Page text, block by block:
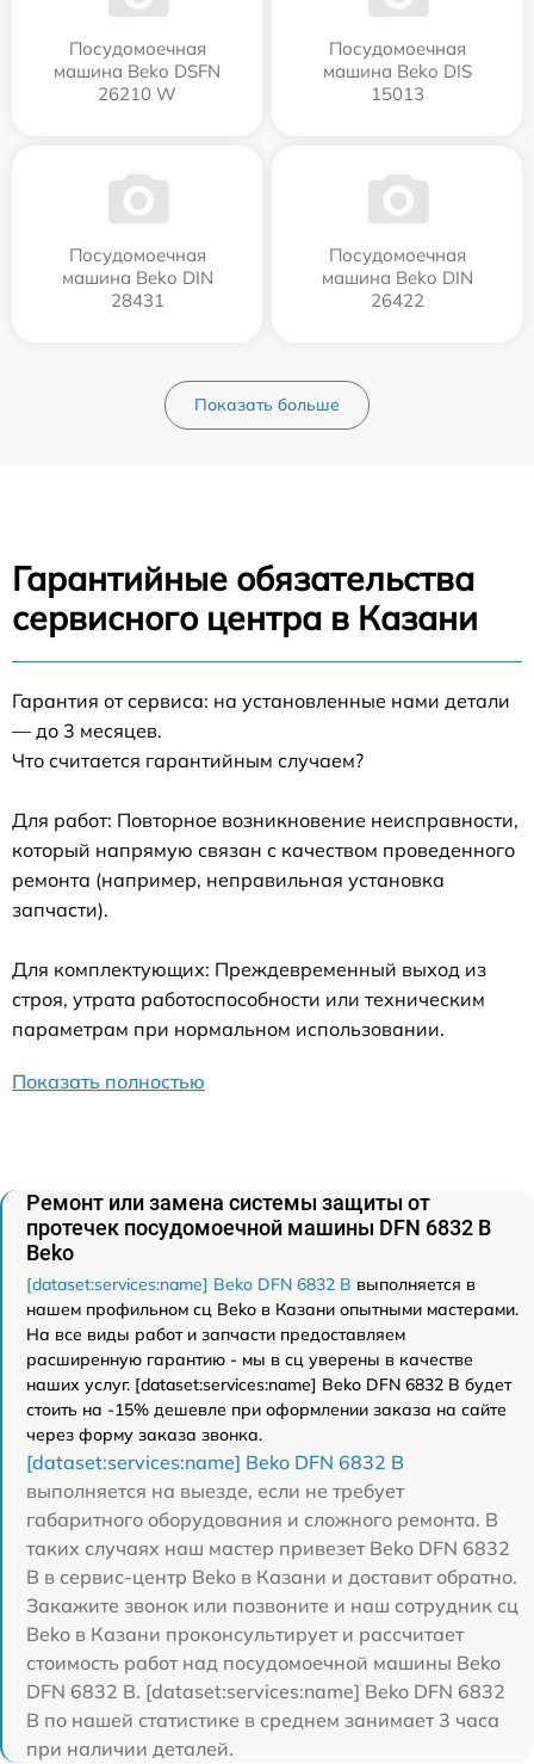
Посудомоечная
машина Beko DSFN
26210 W
Посудомоечная
машина Beko DIS
15013
Посудомоечная
машина Beko DIN
28431
Посудомоечная
машина Beko DIN
26422
Показать больше
Гарантийные обязательства
сервисного центра в Казани
Гарантия от сервиса: на установленные нами детали
— до 3 месяцев.
Что считается гарантийным случаем?
Для работ: Повторное возникновение неисправности,
который напрямую связан с качеством проведенного
ремонта (например, неправильная установка
запчасти).
Для комплектующих: Преждевременный выход из
строя, утрата работоспособности или техническим
параметрам при нормальном использовании.
Показать полностью
Ремонт или замена системы защиты от
протечек посудомоечной машины DFN 6832 B
Beko
[dataset:services:name] Beko DFN 6832 B выполняется в
нашем профильном сц Beko в Казани опытными мастерами.
На все виды работ и запчасти предоставляем
расширенную гарантию - мы в сц уверены в качестве
наших услуг. [dataset:services:name] Beko DFN 6832 B будет
стоить на -15% дешевле при оформлении заказа на сайте
через форму заказа звонка.
[dataset:services:name] Beko DFN 6832 B
выполняется на выезде, если не требует
габаритного оборудования и сложного ремонта. В
таких случаях наш мастер привезет Beko DFN 6832
B в сервис-центр Beko в Казани и доставит обратно.
Закажите звонок или позвоните и наш сотрудник сц
Beko в Казани проконсультирует и рассчитает
стоимость работ над посудомоечной машины Beko
DFN 6832 B. [dataset:services:name] Beko DFN 6832
B по нашей статистике в среднем занимает 3 часа
при наличии деталей.